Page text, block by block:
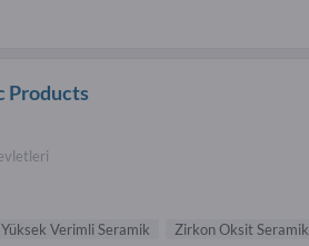
Products
Yüksek Verimli Seramik
Zirkon Oksit Seramik